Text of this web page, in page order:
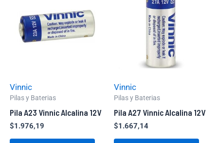
Vinnic
Pilas y Baterias
Pila A23 Vinnic Alcalina 12V
$1.976,19
Vinnic
Pilas y Baterias
Pila A27 Vinnic Alcalina 12V
$1.667,14